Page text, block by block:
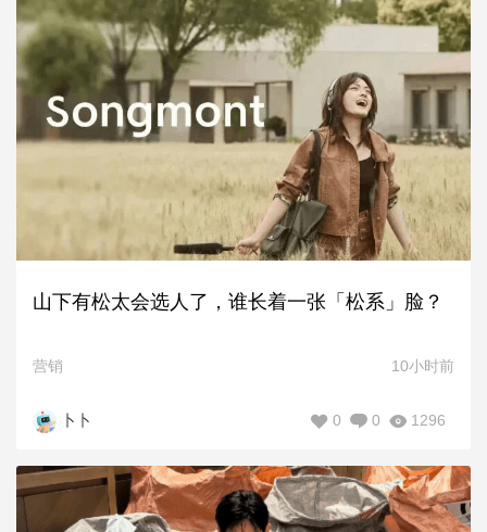
山下有松太会选人了，谁长着一张「松系」脸？
营销 10小时前
卜卜 1296
0
0